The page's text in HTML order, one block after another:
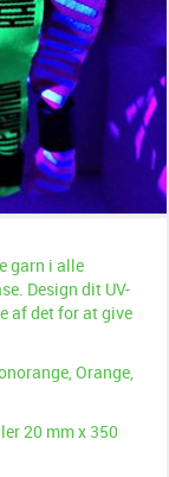
garn i alle
Design dit UV-
af det for at give
Orange,
20 mm x 350